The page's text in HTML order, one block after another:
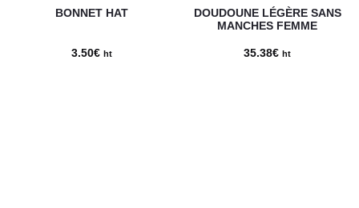
BONNET HAT
3.50€ ht
DOUDOUNE LÉGÈRE SANS
MANCHES FEMME
35.38€ ht